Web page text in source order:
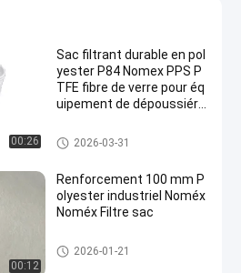
00:26
Sac filtrant durable en pol
yester P84 Nomex PPS P
TFE fibre de verre pour éq
uipement de dépoussiére
Sachet filtre de polyester
2026-03-31
00:12
Renforcement 100 mm P
olyester industriel Noméx
Noméx Filtre sac
sacs filtrants à haute tempéra
ture
2026-01-21